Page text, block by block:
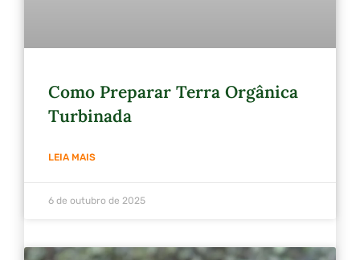
Como Preparar Terra Orgânica
Turbinada
LEIA MAIS
6 de outubro de 2025